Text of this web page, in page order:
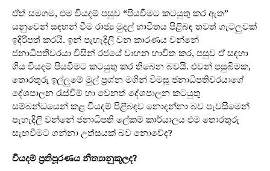
ඒත් සමගම, එම වියදම් පසුව “පියවීමට කටයුතු කර ඇත”
යනුවෙන් සඳහන් වීම රාජ්‍ය මුදල් භාවිතය පිළිබඳ තවත් ගැටලුවක්
ඉදිරිපත් කරයි. ඉන් පැහැදිලි වන කාරණය වන්නේ
ජනාධිපතිවරයා විසින් රජයේ වාහන භාවිත කර, පසුව ඒ සඳහා
ගිය වියදම් පියවීමට කටයුතු කර තිබෙන බවයි. එවන් පසුබිමක,
තොරතුරු ඉල්ලුමේ මුල් ප්‍රශ්න මගින් විමසූ ජනාධිපතිවරයාගේ
දේශපාලන රැස්වීම් හා වෙනත් දේශපාලන කටයුතු
සම්බන්ධයෙන් කළ වියදම් පිළිබඳව නොදන්නා බව පැවසීමෙන්
පැහැදිලි වන්නේ ජනාධිපති ලේකම් කාර්යාලය එම තොරතුරු
සැඟවීමට ගන්නා උත්සයක් බව නොවේද?
වියදම් ප්‍රතිපූරණය නීත්‍යානුකූලද?